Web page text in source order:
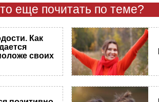
еще почитать по теме?
Как
своих